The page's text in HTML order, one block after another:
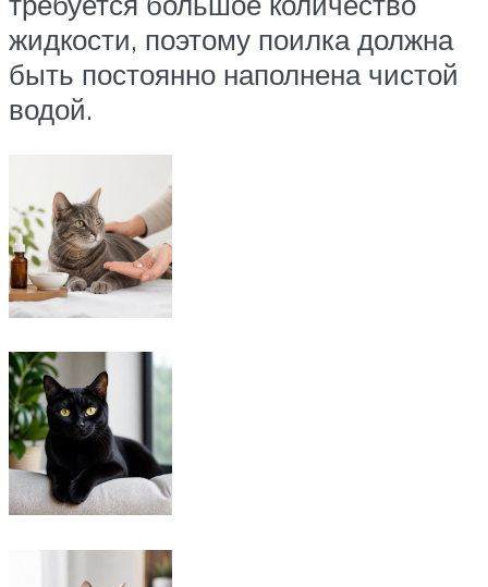
жидкости, поэтому поилка должна
быть постоянно наполнена чистой
водой.